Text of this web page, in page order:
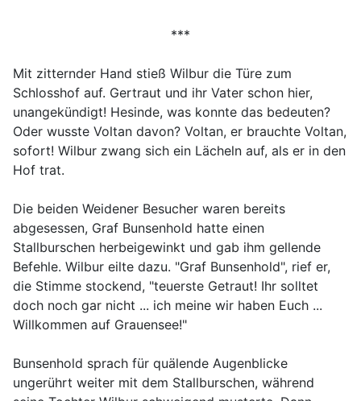
***
Mit zitternder Hand stieß Wilbur die Türe zum
Schlosshof auf. Gertraut und ihr Vater schon hier,
unangekündigt! Hesinde, was konnte das bedeuten?
Oder wusste Voltan davon? Voltan, er brauchte Voltan,
sofort! Wilbur zwang sich ein Lächeln auf, als er in den
Hof trat.
Die beiden Weidener Besucher waren bereits
abgesessen, Graf Bunsenhold hatte einen
Stallburschen herbeigewinkt und gab ihm gellende
Befehle. Wilbur eilte dazu. "Graf Bunsenhold", rief er,
die Stimme stockend, "teuerste Getraut! Ihr solltet
doch noch gar nicht ... ich meine wir haben Euch ...
Willkommen auf Grauensee!"
Bunsenhold sprach für quälende Augenblicke
ungerührt weiter mit dem Stallburschen, während